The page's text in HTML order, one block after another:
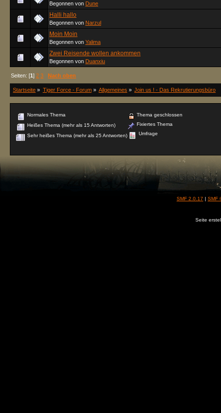
Begonnen von Dune
Halli hallo
Begonnen von Narzul
Moin Moin
Begonnen von Yalima
Zwei Reisende wollen ankommen
Begonnen von Duanxiu
Seiten: [1]2 3 Nach oben
Startseite » Tiger Force - Forum» Allgemeines » Join us ! - Das Rekrutierungsbüro
Normales Thema
Heißes Thema (mehr als 15 Antworten)
Sehr heißes Thema (mehr als 25 Antworten)
Thema geschlossen
Fixiertes Thema
Umfrage
SMF 2.0.17 | SMF
Seite